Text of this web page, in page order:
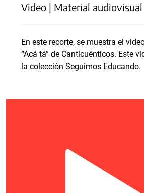
Video | Material audiovisual
En este recorte, se muestra el
“Acá tá” de Canticuénticos. Este
la colección Seguimos Educando.